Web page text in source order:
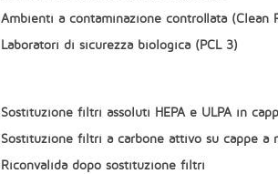
Ambienti a contaminazione controllata (Clean
Laboratori di sicurezza biologica (PCL 3)
Sostituzione filtri assoluti HEPA e ULPA in
Sostituzione filtri a carbone attivo su cappe
Riconvalida dopo sostituzione filtri